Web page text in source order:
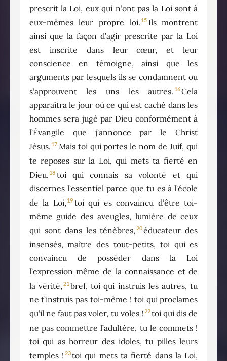
prescrit la Loi, eux qui n’ont pas la Loi sont à
eux-mêmes leur propre loi. 15 Ils montrent
ainsi que la façon d’agir prescrite par la Loi
est inscrite dans leur cœur, et leur
conscience en témoigne, ainsi que les
arguments par lesquels ils se condamnent ou
s’approuvent les uns les autres. 16Cela
apparaîtra le jour où ce qui est caché dans les
hommes sera jugé par Dieu conformément à
l’Évangile que j’annonce par le Christ
Jésus. 17 Mais toi qui portes le nom de Juif, qui
te reposes sur la Loi, qui mets ta fierté en
Dieu, 18 toi qui connais sa volonté et qui
discernes l’essentiel parce que tu es à l’école
de la Loi, 19 toi qui es convaincu d’être toi-
même guide des aveugles, lumière de ceux
qui sont dans les ténèbres, 20éducateur des
insensés, maître des tout-petits, toi qui es
convaincu de posséder dans la Loi
l’expression même de la connaissance et de
la vérité, 21 bref, toi qui instruis les autres, tu
ne t’instruis pas toi-même ! toi qui proclames
qu’il ne faut pas voler, tu voles ! 22toi qui dis de
ne pas commettre l’adultère, tu le commets !
toi qui as horreur des idoles, tu pilles leurs
temples ! 23toi qui mets ta fierté dans la Loi,